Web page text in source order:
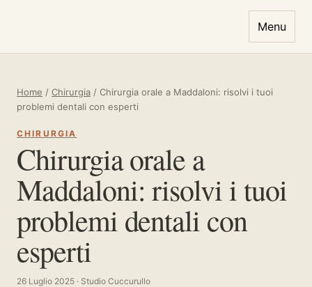
Menu
Home / Chirurgia / Chirurgia orale a Maddaloni: risolvi i tuoi
problemi dentali con esperti
CHIRURGIA
Chirurgia orale a
Maddaloni: risolvi i tuoi
problemi dentali con
esperti
26 Luglio 2025 · Studio Cuccurullo